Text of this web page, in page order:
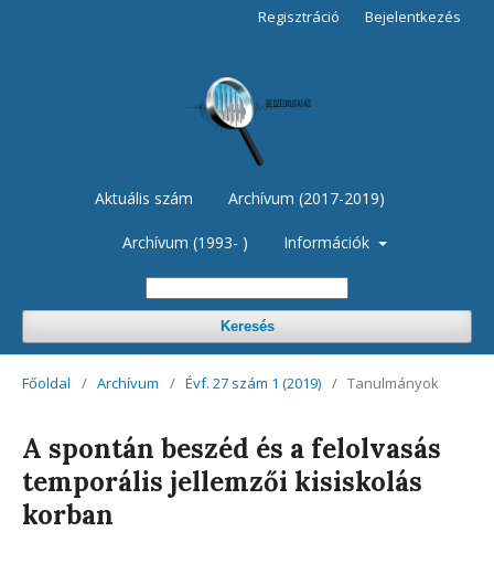
Aktuális szám Archívum (2017-2019)
Archívum (1993- ) Információk
Keresés
Regisztráció Bejelentkezés
Főoldal / Archívum / Évf. 27 szám 1 (2019) / Tanulmányok
A spontán beszéd és a felolvasás
temporális jellemzői kisiskolás
korban